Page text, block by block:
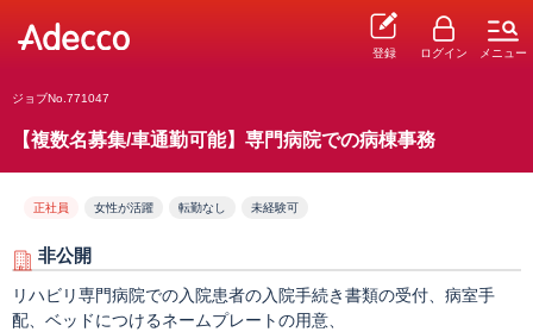
登録 ログイン メニュー
ジョブNo.771047
【複数名募集/車通勤可能】専門病院での病棟事務
正社員 女性が活躍 転勤なし 未経験可
非公開
リハビリ専門病院での入院患者の入院手続き書類の受付、病室手
配、ベッドにつけるネームプレートの用意、